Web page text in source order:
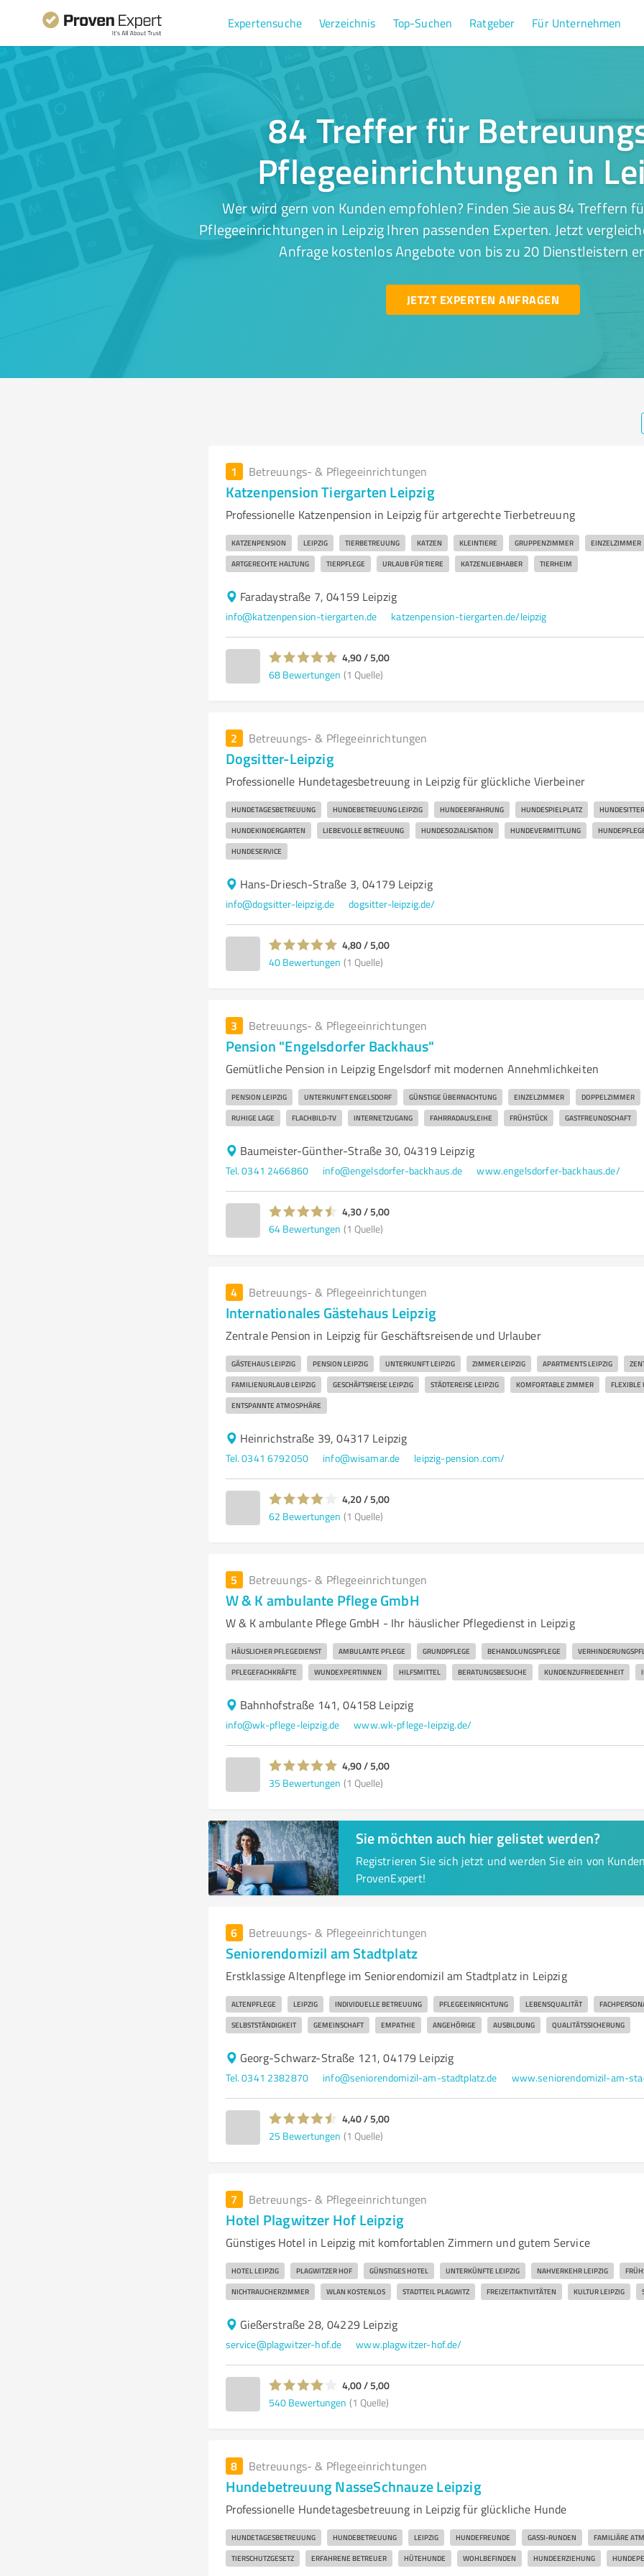
Expertensuche Verzeichnis Top-Suchen Ratgeber Für Unternehmen
84 Treffer für
Pflegeeinrichtungen in
Wer wird gern von Kunden empfohlen? Finden Sie aus 84 Treffern
Pflegeeinrichtungen in Leipzig Ihren passenden Experten. Jetzt
Anfrage kostenlos Angebote von bis zu 20 Dienstleistern
JETZT EXPERTEN ANFRAGEN
1 Betreuungs- & Pflegeeinrichtungen
Katzenpension Tiergarten Leipzig
Professionelle Katzenpension in Leipzig für artgerechte Tierbetreuung
KATZENPENSION LEIPZIG TIERBETREUUNG KATZEN KLEINTIERE GRUPPENZIMMER EINZELZIMMER
ARTGERECHTE HALTUNG TIERPFLEGE URLAUB FÜR TIERE KATZENLIEBHABER TIERHEIM
Faradaystraße 7, 04159 Leipzig
info@katzenpension-tiergarten.de katzenpension-tiergarten.de/leipzig
4,90 / 5,00
68 Bewertungen (1 Quelle)
2 Betreuungs- & Pflegeeinrichtungen
Dogsitter-Leipzig
Professionelle Hundetagesbetreuung in Leipzig für glückliche Vierbeiner
HUNDETAGESBETREUUNG HUNDEBETREUUNG LEIPZIG HUNDEERFAHRUNG HUNDESPIELPLATZ HUNDESITTER
HUNDEKINDERGARTEN LIEBEVOLLE BETREUUNG HUNDESOZIALISATION HUNDEVERMITTLUNG
HUNDESERVICE
Hans-Driesch-Straße 3, 04179 Leipzig
info@dogsitter-leipzig.de dogsitter-leipzig.de/
4,80 / 5,00
40 Bewertungen (1 Quelle)
3 Betreuungs- & Pflegeeinrichtungen
Pension "Engelsdorfer Backhaus"
Gemütliche Pension in Leipzig Engelsdorf mit modernen Annehmlichkeiten
PENSION LEIPZIG UNTERKUNFT ENGELSDORF GÜNSTIGE ÜBERNACHTUNG EINZELZIMMER DOPPELZIMMER
RUHIGE LAGE FLACHBILD-TV INTERNETZUGANG FAHRRADAUSLEIHE FRÜHSTÜCK GASTFREUNDSCHAFT
Baumeister-Günther-Straße 30, 04319 Leipzig
Tel. 0341 2466860 info@engelsdorfer-backhaus.de www.engelsdorfer-backhaus.de/
4,30 / 5,00
64 Bewertungen (1 Quelle)
4 Betreuungs- & Pflegeeinrichtungen
Internationales Gästehaus Leipzig
Zentrale Pension in Leipzig für Geschäftsreisende und Urlauber
GÄSTEHAUS LEIPZIG PENSION LEIPZIG UNTERKUNFT LEIPZIG ZIMMER LEIPZIG APARTMENTS LEIPZIG
FAMILIENURLAUB LEIPZIG GESCHÄFTSREISE LEIPZIG STÄDTEREISE LEIPZIG KOMFORTABLE ZIMMER FLEXIBLE
ENTSPANNTE ATMOSPHÄRE
Heinrichstraße 39, 04317 Leipzig
Tel. 0341 6792050 info@wisamar.de leipzig-pension.com/
4,20 / 5,00
62 Bewertungen (1 Quelle)
5 Betreuungs- & Pflegeeinrichtungen
W & K ambulante Pflege GmbH
W & K ambulante Pflege GmbH - Ihr häuslicher Pflegedienst in Leipzig
HÄUSLICHER PFLEGEDIENST AMBULANTE PFLEGE GRUNDPFLEGE BEHANDLUNGSPFLEGE
PFLEGEFACHKRÄFTE WUNDEXPERTINNEN HILFSMITTEL BERATUNGSBESUCHE KUNDENZUFRIEDENHEIT
Bahnhofstraße 141, 04158 Leipzig
info@wk-pflege-leipzig.de www.wk-pflege-leipzig.de/
4,90 / 5,00
35 Bewertungen (1 Quelle)
Sie möchten auch hier gelistet werden?
Registrieren Sie sich jetzt und werden Sie ein von
ProvenExpert!
6 Betreuungs- & Pflegeeinrichtungen
Seniorendomizil am Stadtplatz
Erstklassige Altenpflege im Seniorendomizil am Stadtplatz in Leipzig
ALTENPFLEGE LEIPZIG INDIVIDUELLE BETREUUNG PFLEGEEINRICHTUNG LEBENSQUALITÄT
SELBSTSTÄNDIGKEIT GEMEINSCHAFT EMPATHIE ANGEHÖRIGE AUSBILDUNG QUALITÄTSSICHERUNG
Georg-Schwarz-Straße 121, 04179 Leipzig
Tel. 0341 2382870 info@seniorendomizil-am-stadtplatz.de
4,40 / 5,00
25 Bewertungen (1 Quelle)
7 Betreuungs- & Pflegeeinrichtungen
Hotel Plagwitzer Hof Leipzig
Günstiges Hotel in Leipzig mit komfortablen Zimmern und gutem Service
HOTEL LEIPZIG PLAGWITZER HOF GÜNSTIGES HOTEL UNTERKÜNFTE LEIPZIG NAHVERKEHR LEIPZIG
NICHTRAUCHERZIMMER WLAN KOSTENLOS STADTTEIL PLAGWITZ FREIZEITAKTIVITÄTEN KULTUR LEIPZIG
Gießerstraße 28, 04229 Leipzig
service@plagwitzer-hof.de www.plagwitzer-hof.de/
4,00 / 5,00
540 Bewertungen (1 Quelle)
8 Betreuungs- & Pflegeeinrichtungen
Hundebetreuung NasseSchnauze Leipzig
Professionelle Hundetagesbetreuung in Leipzig für glückliche Hunde
HUNDETAGESBETREUUNG HUNDEBETREUUNG LEIPZIG HUNDEFREUNDE GASSI-RUNDEN FAMILIÄRE
TIERSCHUTZGESETZ ERFAHRENE BETREUER HÜTEHUNDE WOHLBEFINDEN HUNDEERZIEHUNG